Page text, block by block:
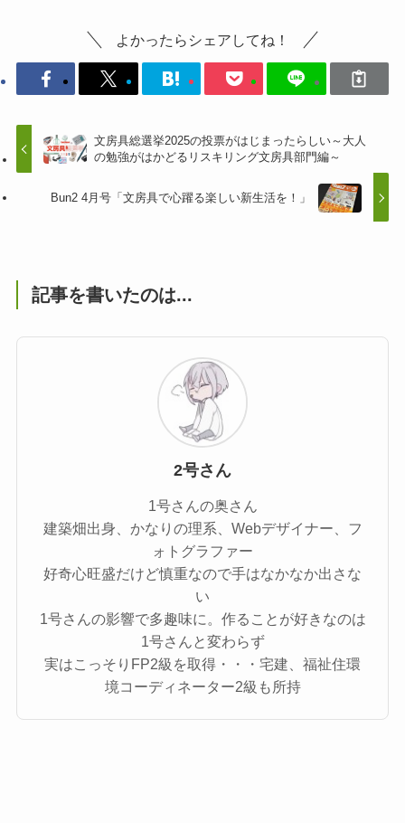
よかったらシェアしてね！
文房具総選挙2025の投票がはじまったらしい～大人
の勉強がはかどるリスキリング文房具部門編～
Bun2 4月号「文房具で心躍る楽しい新生活を！」
記事を書いたのは...
2号さん
1号さんの奥さん
建築畑出身、かなりの理系、Webデザイナー、フ
ォトグラファー
好奇心旺盛だけど慎重なので手はなかなか出さな
い
1号さんの影響で多趣味に。作ることが好きなのは
1号さんと変わらず
実はこっそりFP2級を取得・・・宅建、福祉住環
境コーディネーター2級も所持